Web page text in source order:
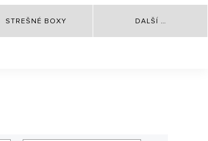
STREŠNÉ BOXY DALŠÍ …